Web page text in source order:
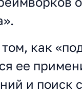
как
ее
и поиск